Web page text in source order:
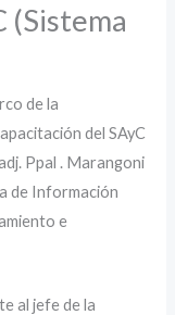
(Sistema
de la
del SAyC
Ppal . Marangoni
de Información
e
al jefe de la